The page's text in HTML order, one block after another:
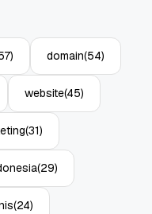
domain(54)
website(45)
(31)
(29)
(24)